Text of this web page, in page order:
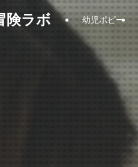
険ラボ 幼児ポピー